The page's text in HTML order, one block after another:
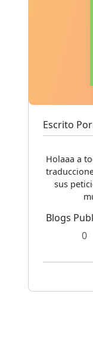
Escrito
Holaaa a
sus
Blogs
0